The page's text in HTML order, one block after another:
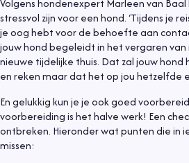
Volgens hondenexpert Marleen van
stressvol zijn voor een hond. ‘Tijdens je
je oog hebt voor de behoefte aan
jouw hond begeleidt in het vergaren
nieuwe tijdelijke thuis. Dat zal jouw hond
en reken maar dat het op jou hetzelfde
En gelukkig kun je je ook goed
voorbereiding is het halve werk! Een
ontbreken. Hieronder wat punten die in
missen: